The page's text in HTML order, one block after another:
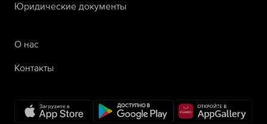
Юридические документы
О нас
Контакты